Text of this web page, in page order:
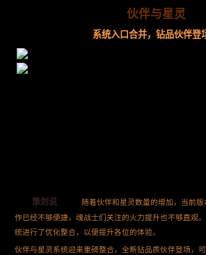
伙伴与星灵
系统入口合并，钻品伙伴登
策划说
随着伙伴和星灵数量的增加，当前
作已经不够便捷，魂战士们关注的火力提升也不够直观
统进行了优化整合，以便提升各位的体验。
伙伴与星灵系统迎来重磅整合，全新钻品质伙伴登场，可